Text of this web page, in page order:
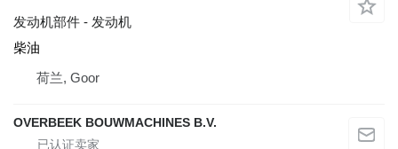
发动机部件 - 发动机
柴油
荷兰, Goor
OVERBEEK BOUWMACHINES B.V.